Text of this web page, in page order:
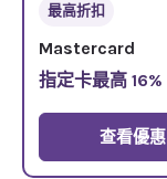
最高折扣
Mastercard
指定卡最高 16%
查看優惠